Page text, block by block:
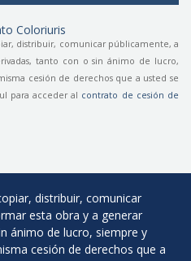
distribuir, comunicar públicamente, a
tanto con o sin ánimo de lucro,
cesión de derechos que a usted se
para acceder al contrato de cesión de
distribuir, comunicar
esta obra y a generar
ánimo de lucro, siempre y
cesión de derechos que a